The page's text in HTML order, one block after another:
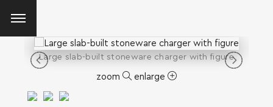
Large slab-built stoneware charger with figure
zoom enlarge